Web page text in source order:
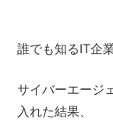
誰でも知るIT企
サイバーエージ
入れた結果、